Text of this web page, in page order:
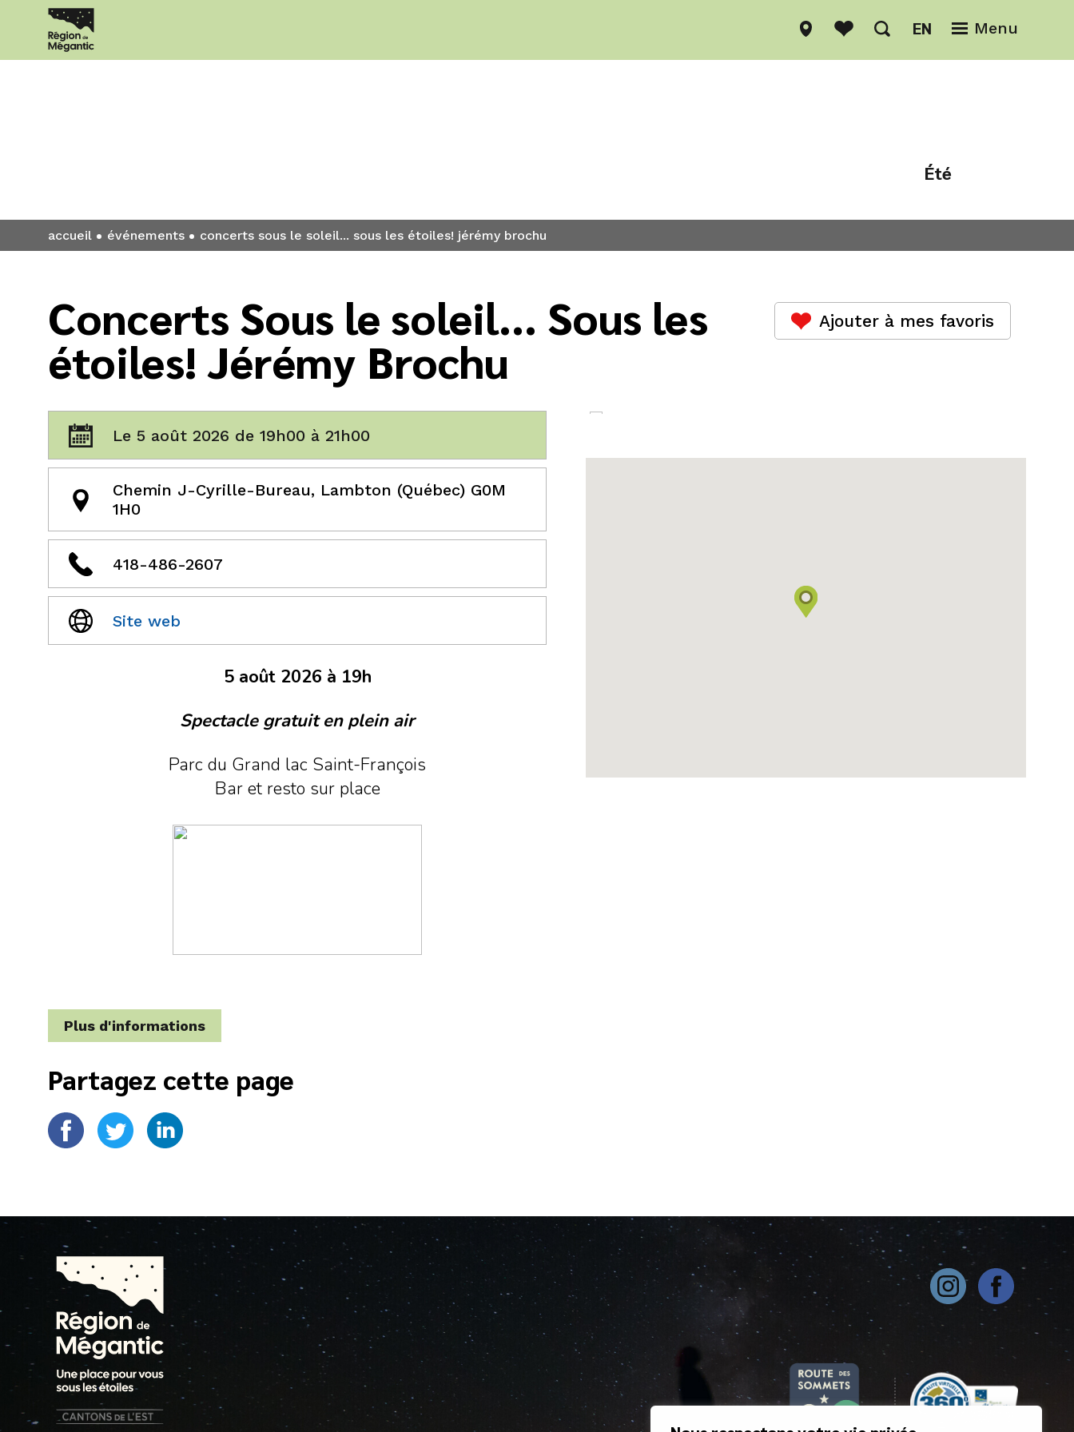
Menu
EN
Été
accueil événements concerts sous le soleil... sous les étoiles! jérémy brochu
Concerts Sous le soleil... Sous les
étoiles! Jérémy Brochu
Ajouter à mes favoris
Le 5 août 2026 de 19h00 à 21h00
Chemin J-Cyrille-Bureau, Lambton (Québec) G0M
1H0
418-486-2607
Site web
5 août 2026 à 19h
Spectacle gratuit en plein air
Parc du Grand lac Saint-François
Bar et resto sur place
Plus d'informations
Partagez cette page